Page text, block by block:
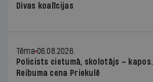
Divas koalīcijas
Tēma 06.08.2026.
Policists cietumā, skolotājs – kapos.
Reibuma cena Priekulē